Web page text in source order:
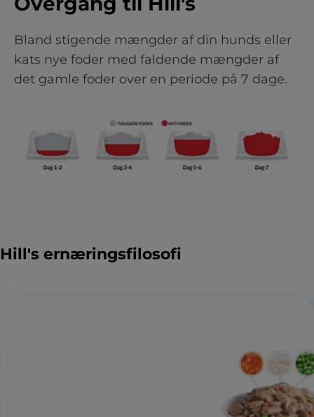
Bland stigende mængder af din hunds eller
kats nye foder med faldende mængder af
det gamle foder over en periode på 7 dage.
Hill's ernæringsfilosofi